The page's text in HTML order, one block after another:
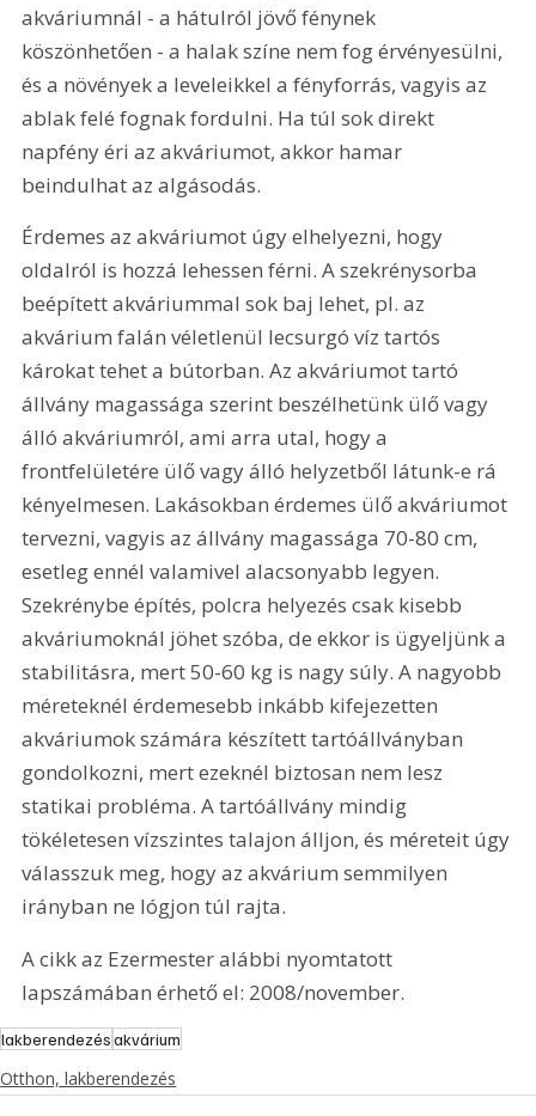
akváriumnál - a hátulról jövő fénynek
köszönhetően - a halak színe nem fog érvényesülni,
és a növények a leveleikkel a fényforrás, vagyis az
ablak felé fognak fordulni. Ha túl sok direkt
napfény éri az akváriumot, akkor hamar
beindulhat az algásodás.
Érdemes az akváriumot úgy elhelyezni, hogy
oldalról is hozzá lehessen férni. A szekrénysorba
beépített akváriummal sok baj lehet, pl. az
akvárium falán véletlenül lecsurgó víz tartós
károkat tehet a bútorban. Az akváriumot tartó
állvány magassága szerint beszélhetünk ülő vagy
álló akváriumról, ami arra utal, hogy a
frontfelületére ülő vagy álló helyzetből látunk-e rá
kényelmesen. Lakásokban érdemes ülő akváriumot
tervezni, vagyis az állvány magassága 70-80 cm,
esetleg ennél valamivel alacsonyabb legyen.
Szekrénybe építés, polcra helyezés csak kisebb
akváriumoknál jöhet szóba, de ekkor is ügyeljünk a
stabilitásra, mert 50-60 kg is nagy súly. A nagyobb
méreteknél érdemesebb inkább kifejezetten
akváriumok számára készített tartóállványban
gondolkozni, mert ezeknél biztosan nem lesz
statikai probléma. A tartóállvány mindig
tökéletesen vízszintes talajon álljon, és méreteit úgy
válasszuk meg, hogy az akvárium semmilyen
irányban ne lógjon túl rajta.
A cikk az Ezermester alábbi nyomtatott
lapszámában érhető el: 2008/november.
lakberendezésakvárium
Otthon, lakberendezés